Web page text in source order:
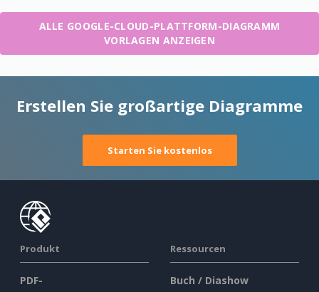
ALLE GOOGLE-CLOUD-PLATTFORM-DIAGRAMM
VORLAGEN ANZEIGEN
Erstellen Sie großartige Diagramme
Starten Sie kostenlos
Produkt
PDF-
Ressourcen
Buch / Diashow